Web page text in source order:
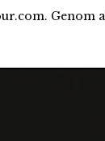
Genom